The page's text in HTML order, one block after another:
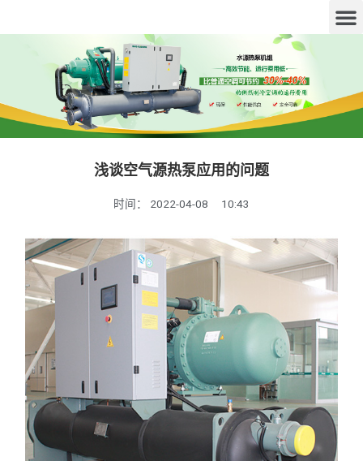
浅谈空气源热泵应用的问题
时间： 2022-04-08 10:43